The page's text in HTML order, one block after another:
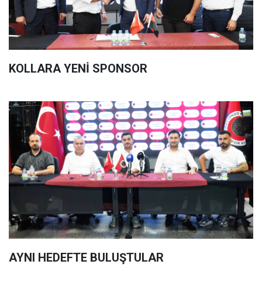
KOLLARA YENİ SPONSOR
AYNI HEDEFTE BULUŞTULAR